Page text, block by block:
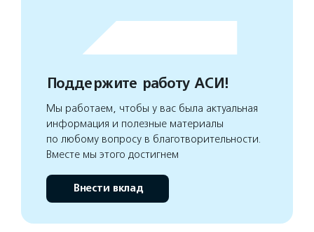
Поддержите работу АСИ!
Мы работаем, чтобы у вас была актуальная
информация и полезные материалы
по любому вопросу в благотворительности.
Вместе мы этого достигнем
Внести вклад